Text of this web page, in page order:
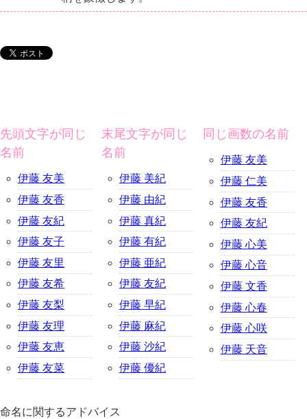
先頭文字が同じ
名前
伊藤 友美
伊藤 友香
伊藤 友紀
伊藤 友子
伊藤 友里
伊藤 友希
伊藤 友梨
伊藤 友理
伊藤 友恵
伊藤 友菜
末尾文字が同じ
名前
伊藤 美紀
伊藤 由紀
伊藤 真紀
伊藤 有紀
伊藤 亜紀
伊藤 友紀
伊藤 早紀
伊藤 麻紀
伊藤 沙紀
伊藤 優紀
同じ画数の名前
伊藤 友美
伊藤 仁美
伊藤 友香
伊藤 友紀
伊藤 心美
伊藤 心音
伊藤 文香
伊藤 心春
伊藤 心咲
伊藤 天音
命名に関するアドバイス